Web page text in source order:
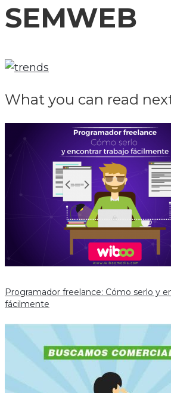
SEMWEB
What you can read
Programador freelance: Cómo serlo y
fácilmente